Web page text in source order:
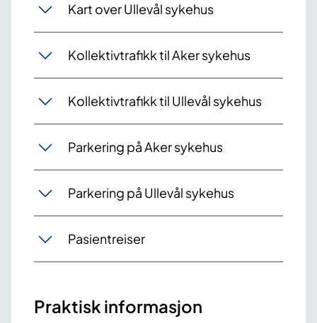
Kart over Ullevål sykehus
Kollektivtrafikk til Aker sykehus
Kollektivtrafikk til Ullevål sykehus
Parkering på Aker sykehus
Parkering på Ullevål sykehus
Pasientreiser
Praktisk informasjon